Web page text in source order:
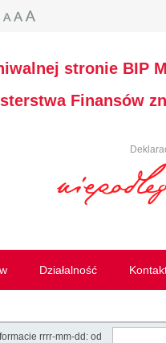
stronie BIP
Finansów
Działalność
rrrr-mm-dd: od